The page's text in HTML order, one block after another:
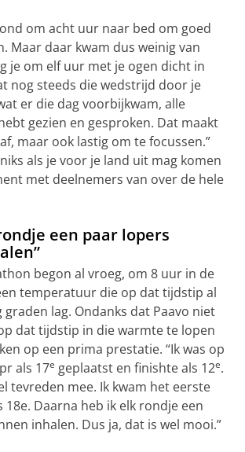
om acht uur naar bed om goed
Maar daar kwam dus weinig van
je om elf uur met je ogen dicht in
nog steeds die wedstrijd door je
er die dag voorbijkwam, alle
gezien en gesproken. Dat maakt
maar ook lastig om te focussen.”
als je voor je land uit mag komen
met deelnemers van over de hele
een paar lopers
begon al vroeg, om 8 uur in de
temperatuur die op dat tijdstip al
lag. Ondanks dat Paavo niet
dat tijdstip in die warmte te lopen
op een prima prestatie. “Ik was op
als 17e geplaatst en finishte als 12e.
tevreden mee. Ik kwam het eerste
Daarna heb ik elk rondje een
inhalen. Dus ja, dat is wel mooi.”